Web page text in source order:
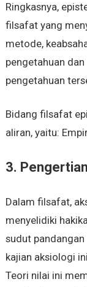
Ringkasnya,
filsafat yang
metode,
pengetahuan
pengetahuan
Bidang filsafat
aliran, yaitu:
3.
Dalam filsafat,
menyelidiki
sudut
kajian aksiologi
Teori nilai ini